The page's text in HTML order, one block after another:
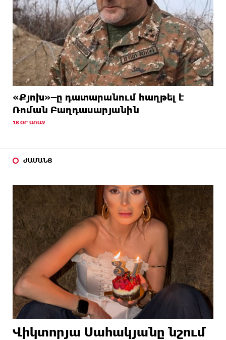
«Քյոխ»–ը դատարանում հաղթել է
Ռոման Բաղդասարյանին
18 ՕՐ ԱՌԱՋ
ԺԱՄԱՆՑ
Վիկտորյա Սահակյանը նշում